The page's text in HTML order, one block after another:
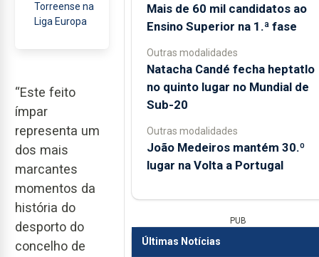
Torreense na
Liga Europa
“Este feito
ímpar
representa um
dos mais
marcantes
momentos da
história do
desporto do
concelho de
Mais de 60 mil candidatos ao
Ensino Superior na 1.ª fase
Outras modalidades
Natacha Candé fecha heptatlo
no quinto lugar no Mundial de
Sub-20
Outras modalidades
João Medeiros mantém 30.º
lugar na Volta a Portugal
PUB
Últimas Notícias